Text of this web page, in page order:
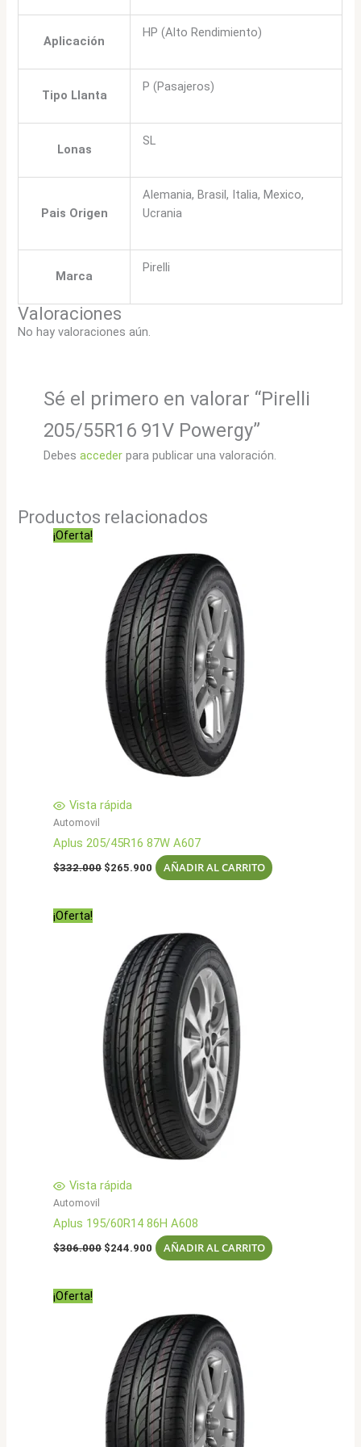
Aplicación
HP (Alto Rendimiento)
Tipo Llanta
P (Pasajeros)
Lonas
SL
Pais Origen
Alemania, Brasil, Italia, Mexico,
Ucrania
Marca
Pirelli
Valoraciones
No hay valoraciones aún.
Sé el primero en valorar “Pirelli
205/55R16 91V Powergy”
Debes accederpara publicar una valoración.
Productos relacionados
¡Oferta!
Vista rápida
Automovil
Aplus 205/45R16 87W A607
$332.000 El
$265.900 El
precio
AÑADIR AL CARRITO
¡Oferta!
Vista rápida
Automovil
Aplus 195/60R14 86H A608
$306.000 El
$244.900 El
precio
AÑADIR AL CARRITO
¡Oferta!